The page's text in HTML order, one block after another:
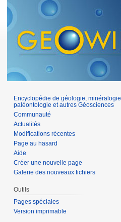
Encyclopédie de géologie, minéralogie,
paléontologie et autres Géosciences
Communauté
Actualités
Modifications récentes
Page au hasard
Aide
Créer une nouvelle page
Galerie des nouveaux fichiers
Outils
Pages spéciales
Version imprimable